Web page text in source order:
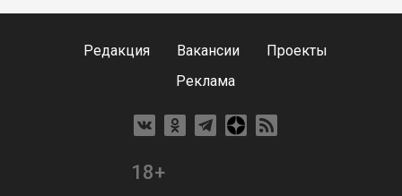
Редакция Вакансии
Проекты
Реклама
18+